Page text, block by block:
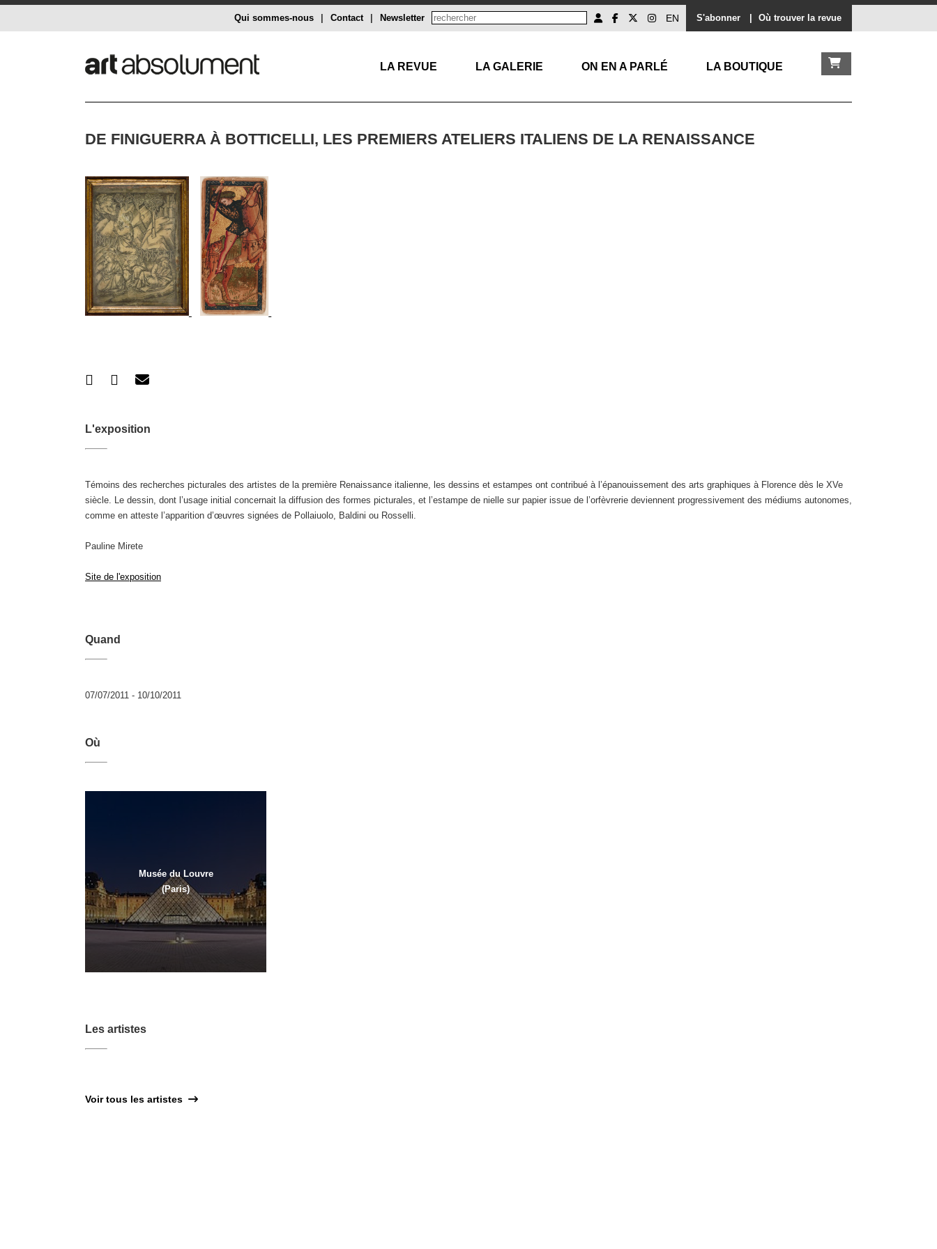
S'abonner Où trouver la revue
EN
Newsletter
Contact
Qui sommes-nous
LA REVUE LA GALERIE ON EN A PARLÉ LA BOUTIQUE
DE FINIGUERRA À BOTTICELLI, LES PREMIERS ATELIERS ITALIENS DE LA RENAISSANCE
L'exposition
Témoins des recherches picturales des artistes de la première Renaissance italienne, les dessins et estampes ont contribué à l’épanouissement des arts graphiques à Florence dès le XVe
siècle. Le dessin, dont l’usage initial concernait la diffusion des formes picturales, et l’estampe de nielle sur papier issue de l’orfèvrerie deviennent progressivement des médiums autonomes,
comme en atteste l’apparition d’œuvres signées de Pollaiuolo, Baldini ou Rosselli.
Pauline Mirete
Site de l'exposition
Quand
07/07/2011 - 10/10/2011
Où
Musée du Louvre
(Paris)
Les artistes
Voir tous les artistes